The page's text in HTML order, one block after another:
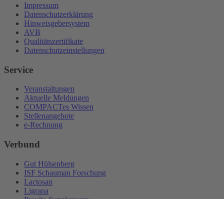
Impressum
Datenschutzerklärung
Hinweisgebersystem
AVB
Qualitätszertifikate
Datenschutzeinstellungen
Service
Veranstaltungen
Aktuelle Meldungen
COMPACTes Wissen
Stellenangebote
e-Rechnung
Verbund
Gut Hülsenberg
ISF Schauman Forschung
Lactosan
Ligrana